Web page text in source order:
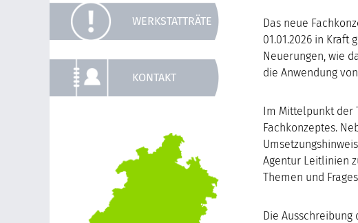
WERKSTATTRÄTE
KONTAKT
Das neue
01.01.2026 in
Neuerungen, wie
die Anwendung
Im Mittelpunkt der
Fachkonzeptes.
Agentur Leitlinien
Themen und
Die